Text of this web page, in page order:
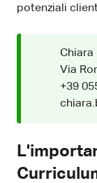
potenziali
Chiara
Via
+39